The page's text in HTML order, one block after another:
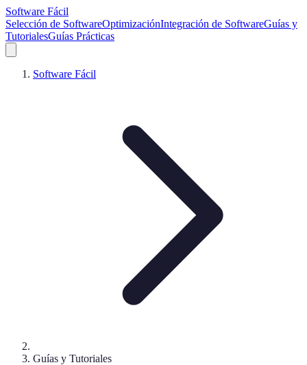
Software Fácil
Selección de SoftwareOptimizaciónIntegración de SoftwareGuías y
TutorialesGuías Prácticas
Software Fácil
Guías y Tutoriales